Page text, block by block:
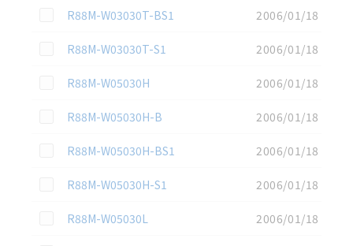
この資料を選択
R88M-W03030T-BS1
2006/01/18
この資料を選択
R88M-W03030T-S1
2006/01/18
この資料を選択
R88M-W05030H
2006/01/18
この資料を選択
R88M-W05030H-B
2006/01/18
この資料を選択
R88M-W05030H-BS1
2006/01/18
この資料を選択
R88M-W05030H-S1
2006/01/18
この資料を選択
R88M-W05030L
2006/01/18